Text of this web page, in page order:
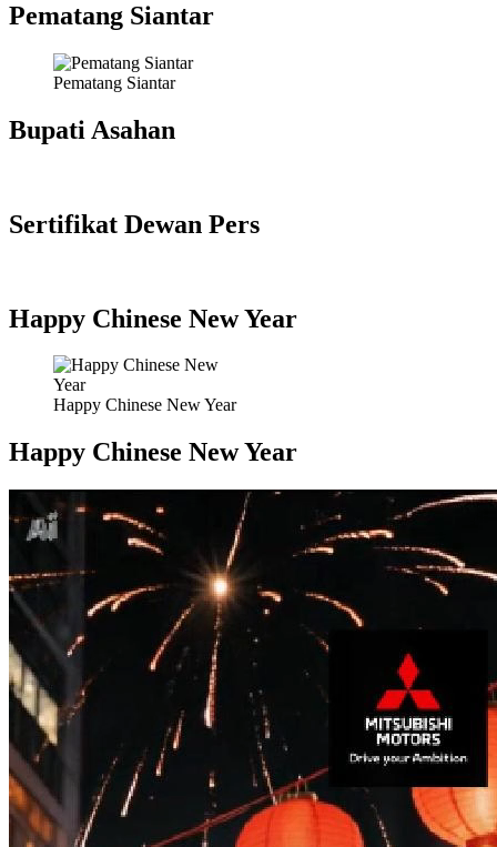
Pematang Siantar
Pematang Siantar
Bupati Asahan
Sertifikat Dewan Pers
Happy Chinese New Year
Happy Chinese New Year
Happy Chinese New Year